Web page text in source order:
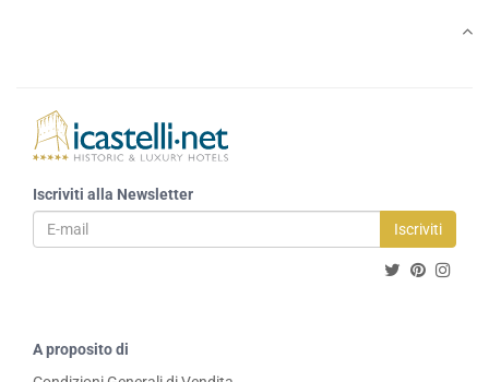
Iscriviti alla Newsletter
Iscriviti
A proposito di